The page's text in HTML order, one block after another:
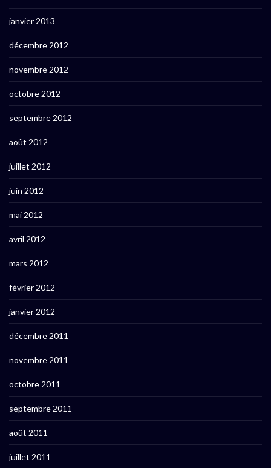
janvier 2013
décembre 2012
novembre 2012
octobre 2012
septembre 2012
août 2012
juillet 2012
juin 2012
mai 2012
avril 2012
mars 2012
février 2012
janvier 2012
décembre 2011
novembre 2011
octobre 2011
septembre 2011
août 2011
juillet 2011